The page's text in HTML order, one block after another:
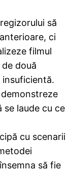
să
ci
filmul
două
insuficientă.
se laude cu ce
cu scenarii
să fie